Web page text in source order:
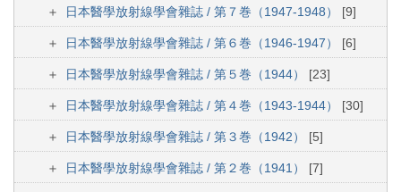
日本醫學放射線學會雜誌 / 第７巻（1947-1948） [9]
日本醫學放射線學會雜誌 / 第６巻（1946-1947） [6]
日本醫學放射線學會雜誌 / 第５巻（1944） [23]
日本醫學放射線學會雜誌 / 第４巻（1943-1944） [30]
日本醫學放射線學會雜誌 / 第３巻（1942） [5]
日本醫學放射線學會雜誌 / 第２巻（1941） [7]